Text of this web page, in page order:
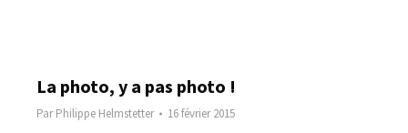
La photo, y a pas photo !
ParPhilippe Helmstetter 16 février 2015